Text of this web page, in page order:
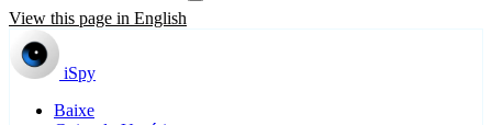
View this page in English
iSpy
Baixe